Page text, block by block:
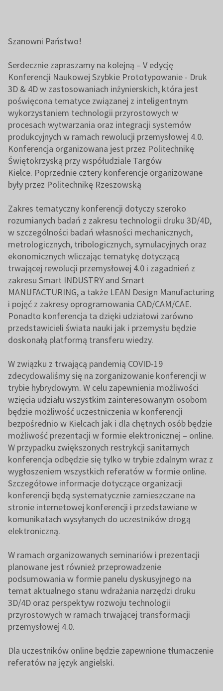
Szanowni Państwo!
Serdecznie zapraszamy na kolejną – V edycję
Konferencji Naukowej Szybkie Prototypowanie - Druk
3D & 4D w zastosowaniach inżynierskich, która jest
poświęcona tematyce związanej z inteligentnym
wykorzystaniem technologii przyrostowych w
procesach wytwarzania oraz integracji systemów
produkcyjnych w ramach rewolucji przemysłowej 4.0.
Konferencja organizowana jest przez Politechnikę
Świętokrzyską przy współudziale Targów
Kielce. Poprzednie cztery konferencje organizowane
były przez Politechnikę Rzeszowską
Zakres tematyczny konferencji dotyczy szeroko
rozumianych badań z zakresu technologii druku 3D/4D,
w szczególności badań własności mechanicznych,
metrologicznych, tribologicznych, symulacyjnych oraz
ekonomicznych wliczając tematykę dotyczącą
trwającej rewolucji przemysłowej 4.0 i zagadnień z
zakresu Smart INDUSTRY and Smart
MANUFACTURING, a także LEAN Design Manufacturing
i pojęć z zakresy oprogramowania CAD/CAM/CAE.
Ponadto konferencja ta dzięki udziałowi zarówno
przedstawicieli świata nauki jak i przemysłu będzie
doskonałą platformą transferu wiedzy.
W związku z trwającą pandemią COVID-19
zdecydowaliśmy się na zorganizowanie konferencji w
trybie hybrydowym. W celu zapewnienia możliwości
wzięcia udziału wszystkim zainteresowanym osobom
będzie możliwość uczestniczenia w konferencji
bezpośrednio w Kielcach jak i dla chętnych osób będzie
możliwość prezentacji w formie elektronicznej – online.
W przypadku zwiększonych restrykcji sanitarnych
konferencja odbędzie się tylko w trybie zdalnym wraz z
wygłoszeniem wszystkich referatów w formie online.
Szczegółowe informacje dotyczące organizacji
konferencji będą systematycznie zamieszczane na
stronie internetowej konferencji i przedstawiane w
komunikatach wysyłanych do uczestników drogą
elektroniczną.
W ramach organizowanych seminariów i prezentacji
planowane jest również przeprowadzenie
podsumowania w formie panelu dyskusyjnego na
temat aktualnego stanu wdrażania narzędzi druku
3D/4D oraz perspektyw rozwoju technologii
przyrostowych w ramach trwającej transformacji
przemysłowej 4.0.
Dla uczestników online będzie zapewnione tłumaczenie
referatów na język angielski.